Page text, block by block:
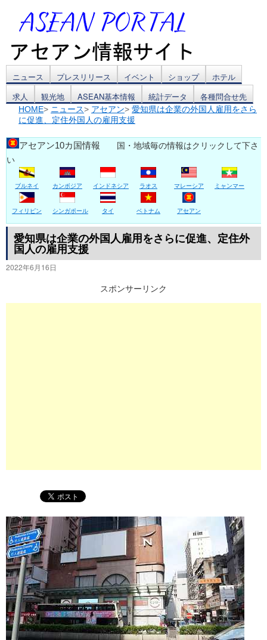
コ
ン
テ
ン
ツ
へ
ス
キ
ッ
ニュース プレスリリース イベント ショップ
ホテル
求人
観光地 ASEAN基本情報 統計データ 各種問合せ先
HOME> ニュース> アセアン> 愛知県は企業の外国人雇用をさら
に促進、定住外国人の雇用支援
アセアン10カ国情報 国・地域毎の情報はクリックして下さ
い
ブルネイ カンボジア インドネシア ラオス マレーシア ミャンマー
フィリピン シンガポール タイ ベトナム アセアン
愛知県は企業の外国人雇用をさらに促進、定住外
国人の雇用支援
2022年6月16日
スポンサーリンク